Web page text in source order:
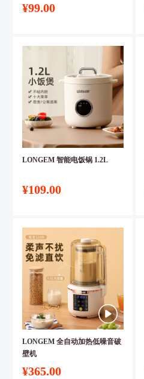
¥99.00
LONGEM 智能电饭锅 1.2L
¥109.00
LONGEM 全自动加热低噪音破
壁机
¥365.00